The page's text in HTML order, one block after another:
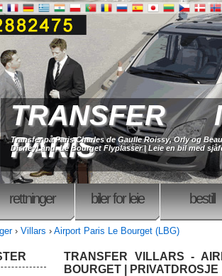
TRANSFER I
PARIS
Transfer på Paris Charles de Gaulle Roissy, Orly og
DisneyLand, Le Bourget Flyplasser | Leie en bil med
rettninger biler for leie bestill
› Villars › Airport Paris Le Bourget (LBG)
TRANSFER VILLARS -
BOURGET | PRIVATDROSJE